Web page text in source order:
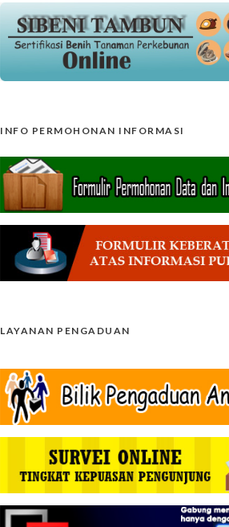
INFO PERMOHONAN INFORMASI
LAYANAN PENGADUAN